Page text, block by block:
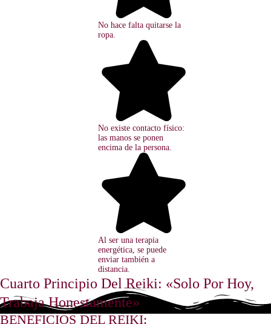
No hace falta quitarse la
ropa.
No existe contacto físico:
las manos se ponen
encima de la persona.
Al ser una terapia
energética, se puede
enviar también a
distancia.
Cuarto Principio Del Reiki: «Solo Por Hoy,
Trabaja Honestamente»
BENEFICIOS DEL REIKI: